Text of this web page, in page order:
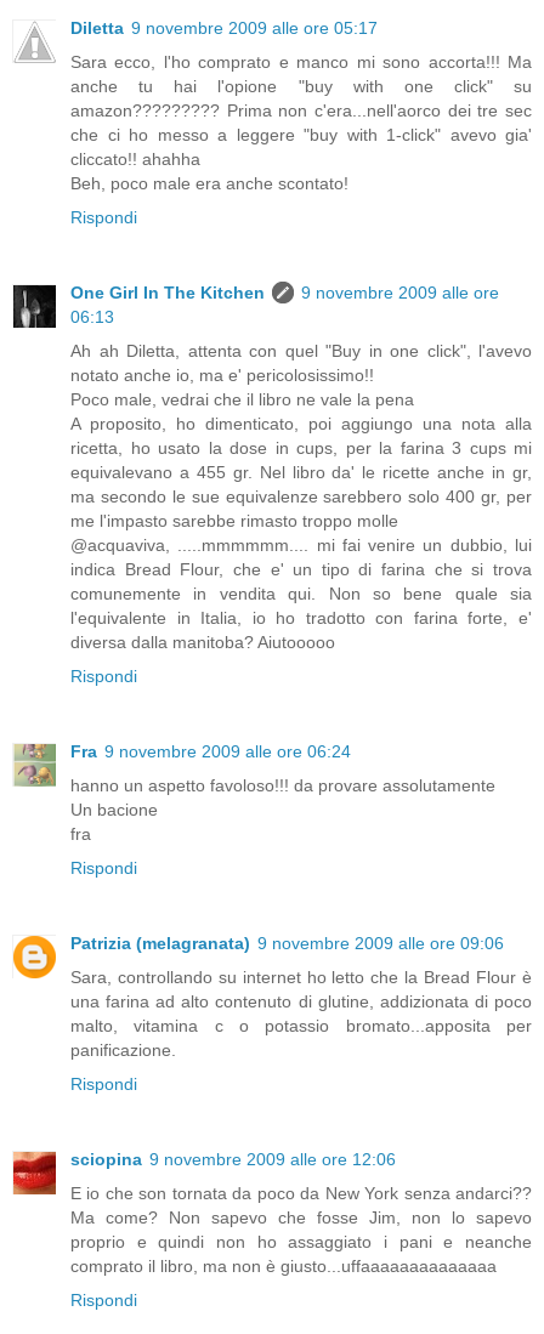
Diletta 9 novembre 2009 alle ore 05:17
Sara ecco, l'ho comprato e manco mi sono accorta!!! Ma
anche tu hai l'opione "buy with one click" su
amazon????????? Prima non c'era...nell'aorco dei tre sec
che ci ho messo a leggere "buy with 1-click" avevo gia'
cliccato!! ahahha
Beh, poco male era anche scontato!
Rispondi
One Girl In The Kitchen
9 novembre 2009 alle ore
06:13
Ah ah Diletta, attenta con quel "Buy in one click", l'avevo
notato anche io, ma e' pericolosissimo!!
Poco male, vedrai che il libro ne vale la pena
A proposito, ho dimenticato, poi aggiungo una nota alla
ricetta, ho usato la dose in cups, per la farina 3 cups mi
equivalevano a 455 gr. Nel libro da' le ricette anche in gr,
ma secondo le sue equivalenze sarebbero solo 400 gr, per
me l'impasto sarebbe rimasto troppo molle
@acquaviva, .....mmmmmm.... mi fai venire un dubbio, lui
indica Bread Flour, che e' un tipo di farina che si trova
comunemente in vendita qui. Non so bene quale sia
l'equivalente in Italia, io ho tradotto con farina forte, e'
diversa dalla manitoba? Aiutooooo
Rispondi
Fra 9 novembre 2009 alle ore 06:24
hanno un aspetto favoloso!!! da provare assolutamente
Un bacione
fra
Rispondi
Patrizia (melagranata) 9 novembre 2009 alle ore 09:06
Sara, controllando su internet ho letto che la Bread Flour è
una farina ad alto contenuto di glutine, addizionata di poco
malto, vitamina c o potassio bromato...apposita per
panificazione.
Rispondi
sciopina 9 novembre 2009 alle ore 12:06
E io che son tornata da poco da New York senza andarci??
Ma come? Non sapevo che fosse Jim, non lo sapevo
proprio e quindi non ho assaggiato i pani e neanche
comprato il libro, ma non è giusto...uffaaaaaaaaaaaaaa
Rispondi